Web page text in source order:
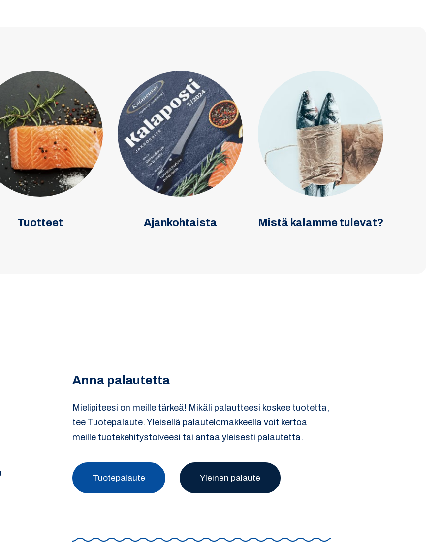
Tuotteet Ajankohtaista Mistä kalamme tulevat?
Anna palautetta
Mielipiteesi on meille tärkeä! Mikäli palautteesi koskee tuotetta,
tee Tuotepalaute. Yleisellä palautelomakkeella voit kertoa
meille tuotekehitystoiveesi tai antaa yleisesti palautetta.
Tuotepalaute Yleinen palaute